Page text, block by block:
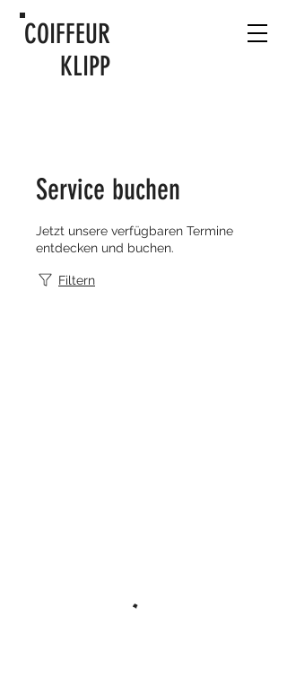
COIFFEUR
KLIPP
Service buchen
Jetzt unsere verfügbaren Termine
entdecken und buchen.
Filtern